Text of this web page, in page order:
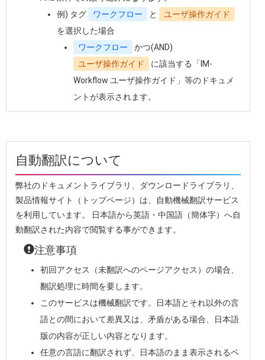
例) タグ
ワークフロー と
ユーザ操作ガイド
を選択した場合
ワークフロー
かつ(AND)
ユーザ操作ガイド
に該当する「IM-
Workflow ユーザ操作ガイド」等のドキュメ
ントが表示されます。
自動翻訳について
弊社のドキュメントライブラリ、ダウンロードライブラリ、
製品情報サイト（トップページ）は、自動機械翻訳サービス
を利用しています。 日本語から英語・中国語（簡体字）へ自
動翻訳された内容で閲覧する事ができます。
注意事項
初回アクセス（未翻訳へのページアクセス）の場合、
翻訳処理に時間を要します。
このサービスは機械翻訳です。日本語とそれ以外の言
語との間において差異又は、矛盾がある場合、日本語
版の内容が正しい内容となります。
任意の言語に翻訳されず、日本語のまま表示されるペ